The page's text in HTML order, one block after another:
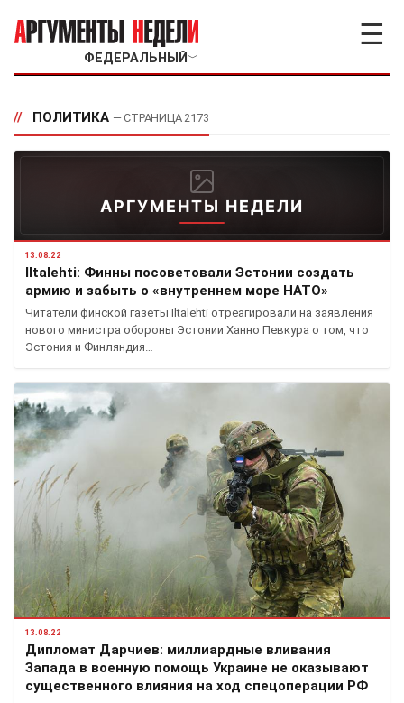
ФЕДЕРАЛЬНЫЙ ﹀
☰
// ПОЛИТИКА — СТРАНИЦА 2173
АРГУМЕНТЫ НЕДЕЛИ
13.08.22
Iltalehti: Финны посоветовали Эстонии создать
армию и забыть о «внутреннем море НАТО»
Читатели финской газеты Iltalehti отреагировали на заявления
нового министра обороны Эстонии Ханно Певкура о том, что
Эстония и Финляндия…
13.08.22
Дипломат Дарчиев: миллиардные вливания
Запада в военную помощь Украине не оказывают
существенного влияния на ход спецоперации РФ